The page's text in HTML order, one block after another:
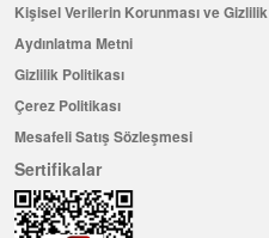
Kişisel Verilerin Korunması ve Gizlilik
Aydınlatma Metni
Gizlilik Politikası
Çerez Politikası
Mesafeli Satış Sözleşmesi
Sertifikalar